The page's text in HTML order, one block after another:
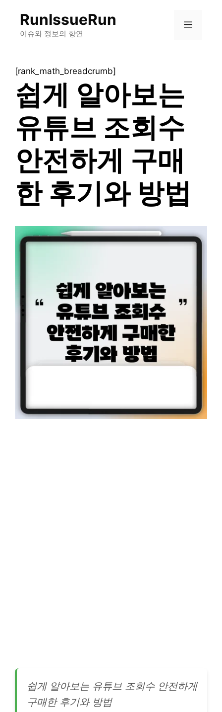
RunIssueRun
이슈와 정보의 향연
메
[rank_math_breadcrumb]
쉽게 알아보는
유튜브 조회수
안전하게 구매
한 후기와 방법
쉽게 알아보는 유튜브 조회수 안전하게
구매한 후기와 방법